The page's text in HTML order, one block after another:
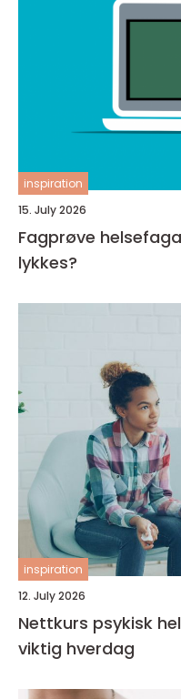
inspiration
15. July 2026
Fagprøve helsefagarbeider
lykkes?
inspiration
12. July 2026
Nettkurs psykisk helse fleksibel læring
viktig hverdag